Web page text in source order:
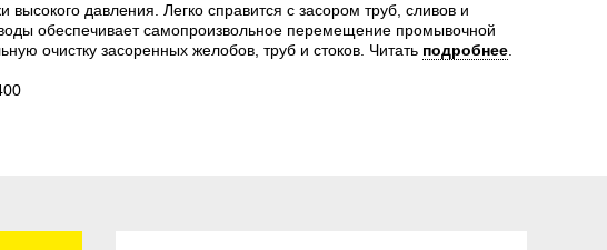
высокого давления. Легко справится с засором труб, сливов и
обеспечивает самопроизвольное перемещение промывочной
очистку засоренных желобов, труб и стоков. Читать подробнее.